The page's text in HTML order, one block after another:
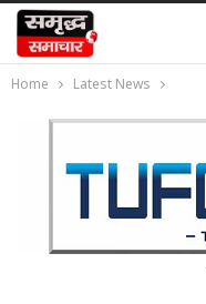
Home Latest News